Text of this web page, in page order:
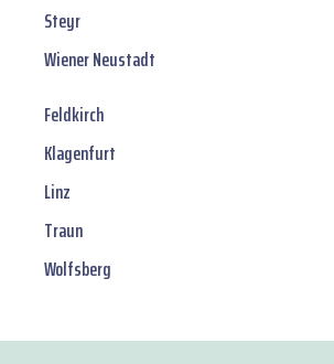
Steyr
Wiener Neustadt
Feldkirch
Klagenfurt
Linz
Traun
Wolfsberg